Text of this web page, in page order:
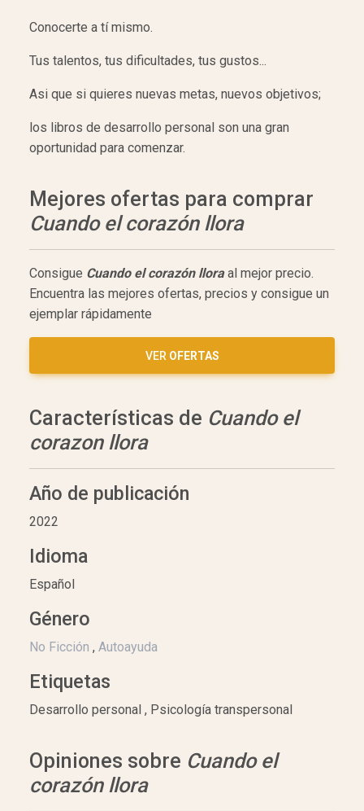
Conocerte a tí mismo.
Tus talentos, tus dificultades, tus gustos...
Asi que si quieres nuevas metas, nuevos objetivos;
los libros de desarrollo personal son una gran
oportunidad para comenzar.
Mejores ofertas para comprar
Cuando el corazón llora
Consigue Cuando el corazón lloraal mejor precio.
Encuentra las mejores ofertas, precios y consigue un
ejemplar rápidamente
VER OFERTAS
Características de Cuando el
corazon llora
Año de publicación
2022
Idioma
Español
Género
No Ficción , Autoayuda
Etiquetas
Desarrollo personal , Psicología transpersonal
Opiniones sobre Cuando el
corazón llora